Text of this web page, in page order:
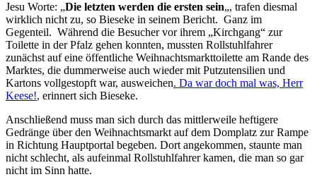
Jesu Worte: „Die letzten werden die ersten sein„, trafen diesmal
wirklich nicht zu, so Bieseke in seinem Bericht. Ganz im
Gegenteil. Während die Besucher vor ihrem „Kirchgang“ zur
Toilette in der Pfalz gehen konnten, mussten Rollstuhlfahrer
zunächst auf eine öffentliche Weihnachtsmarkttoilette am Rande des
Marktes, die dummerweise auch wieder mit Putzutensilien und
Kartons vollgestopft war, ausweichen. Da war doch mal was, Herr
Keese!, erinnert sich Bieseke.
Anschließend muss man sich durch das mittlerweile heftigere
Gedränge über den Weihnachtsmarkt auf dem Domplatz zur Rampe
in Richtung Hauptportal begeben. Dort angekommen, staunte man
nicht schlecht, als aufeinmal Rollstuhlfahrer kamen, die man so gar
nicht im Sinn hatte.